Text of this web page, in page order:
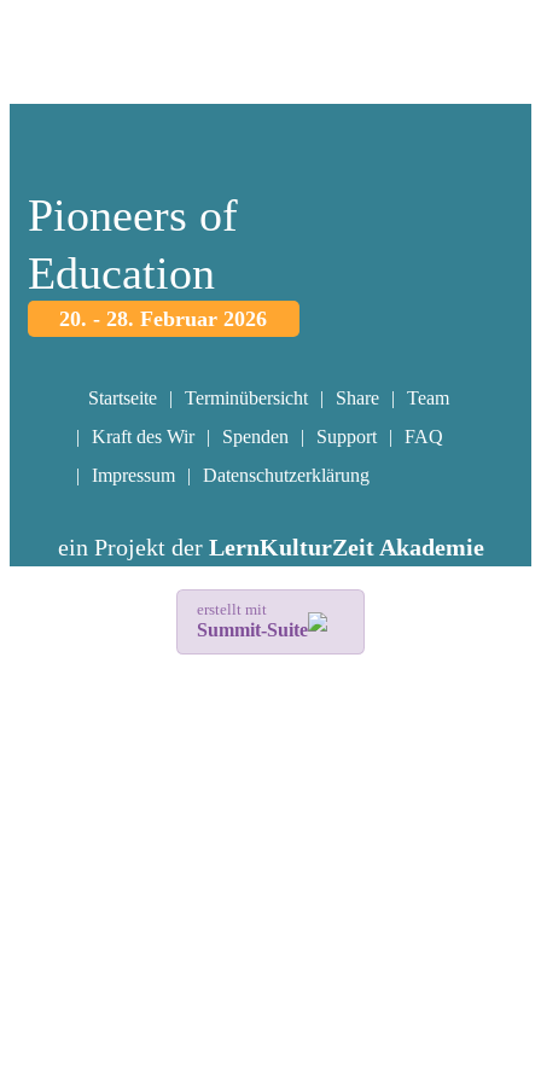
Pioneers of
Education
20. - 28. Februar 2026
Startseite Terminübersicht Share
Team
Kraft des Wir
Spenden Support
FAQ
Impressum
Datenschutzerklärung
ein Projekt der LernKulturZeit Akademie
erstellt mit
Summit-Suite